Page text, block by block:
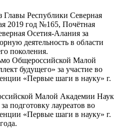
Главы Республики Северная
2019 год №165, Почётная
Осетия-Алания за
деятельность в области
поколения.
Общероссийской Малой
будущего» за участие во
«Первые шаги в науку» г.
Малой Академии Наук
подготовку лауреатов во
«Первые шаги в науку» г.